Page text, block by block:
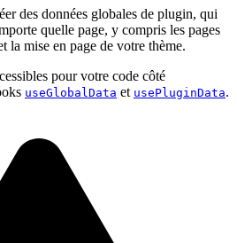
des données globales de plugin, qui
quelle page, y compris les pages
la mise en page de votre thème.
pour votre code côté
useGlobalData et usePluginData.